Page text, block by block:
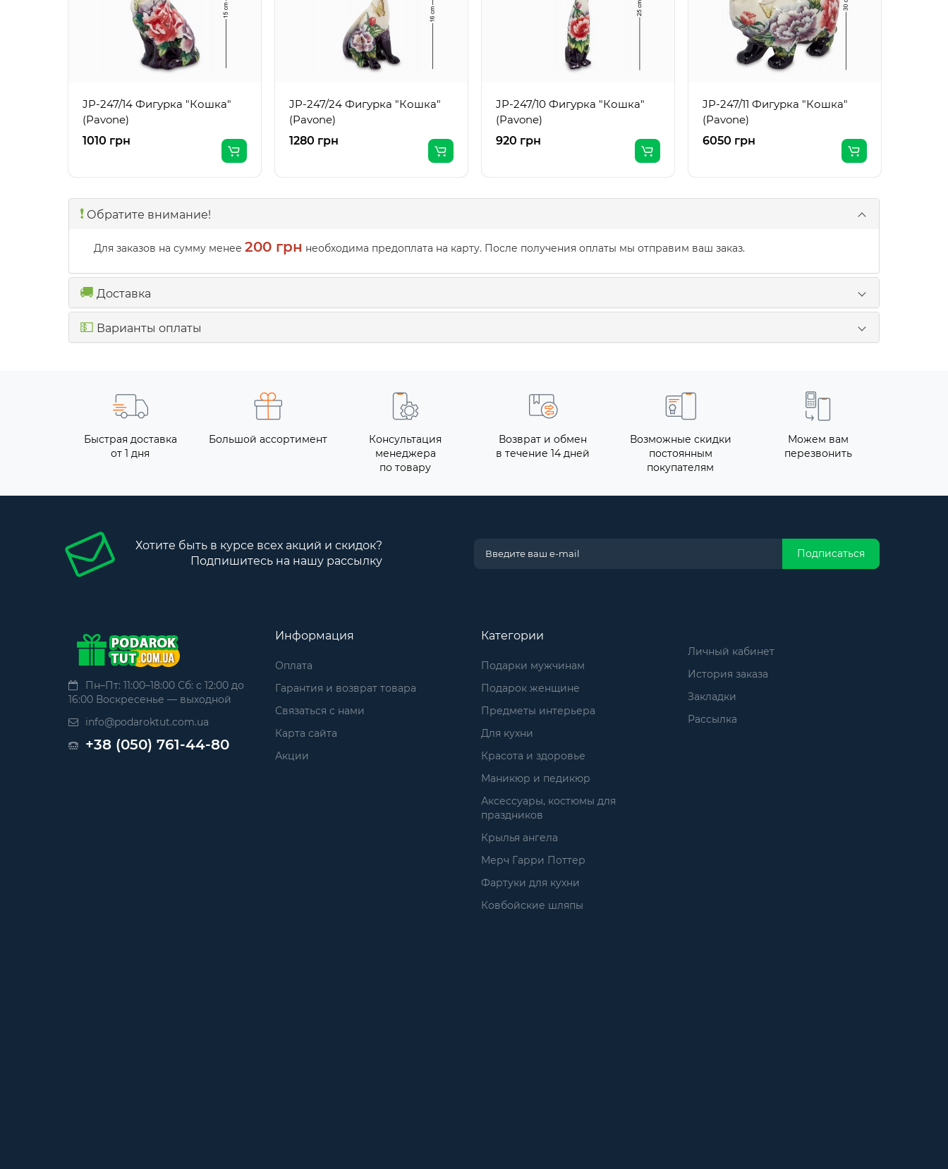
JP-247/14 Фигурка "Кошка"
(Pavone)
1010 грн
JP-247/24 Фигурка "Кошка"
(Pavone)
1280 грн
JP-247/10 Фигурка "Кошка"
(Pavone)
920 грн
JP-247/11 Фигурка "Кошка"
(Pavone)
6050 грн
❗️ Обратите внимание!
Для заказов на сумму менее 200 грн необходима предоплата на карту. После получения оплаты мы отправим ваш заказ.
🚚 Доставка
💵 Варианты оплаты
Быстрая доставка
от 1 дня
Большой ассортимент
Консультация
менеджера
по товару
Возврат и обмен
в течение 14 дней
Возможные скидки
постоянным
покупателям
Можем вам
перезвонить
Хотите быть в курсе всех акций и скидок?
Подпишитесь на нашу рассылку
Подписаться
Пн–Пт: 11:00–18:00 Сб: с 12:00 до
16:00 Воскресенье — выходной
info@podaroktut.com.ua
+38 (050) 761-44-80
Информация
Оплата
Гарантия и возврат товара
Связаться с нами
Карта сайта
Акции
Категории
Подарки мужчинам
Подарок женщине
Предметы интерьера
Для кухни
Красота и здоровье
Маникюр и педикюр
Аксессуары, костюмы для
праздников
Крылья ангела
Мерч Гарри Поттер
Фартуки для кухни
Ковбойские шляпы
Личный кабинет
История заказа
Закладки
Рассылка